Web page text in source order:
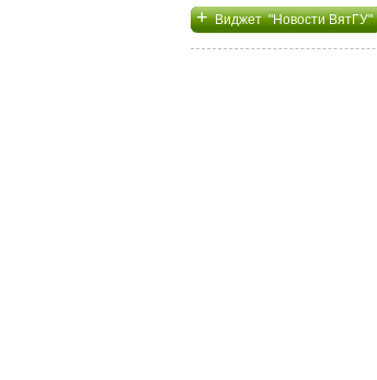
+Виджет "Новости ВятГУ"